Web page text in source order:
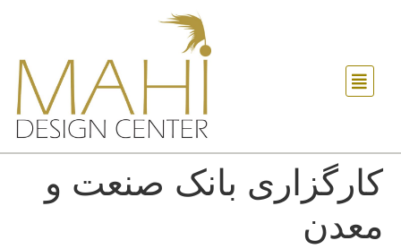
کارگزاری بانک صنعت و
معدن